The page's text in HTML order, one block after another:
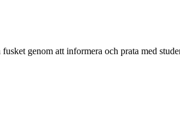
genom att informera och prata med